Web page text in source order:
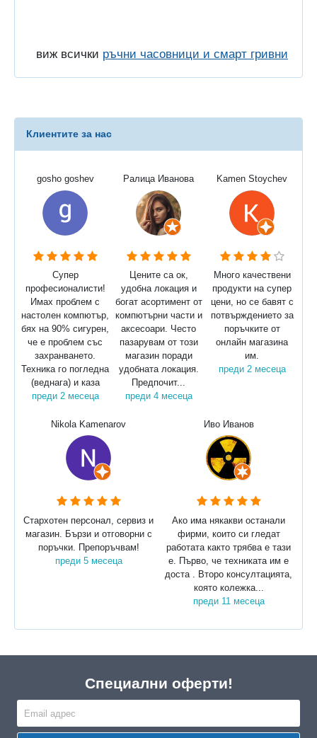
виж всички ръчни часовници и смарт гривни
Клиентите за нас
gosho goshev
Супер
професионалисти!
Имах проблем с
настолен компютър,
бях на 90% сигурен,
че е проблем със
захранването.
Техника го погледна
(веднага) и каза
преди 2 месеца
Ралица Иванова
Цените са ок,
удобна локация и
богат асортимент от
компютърни части и
аксесоари. Често
пазарувам от този
магазин поради
удобната локация.
Предпочит...
преди 4 месеца
Kamen Stoychev
Много качествени
продукти на супер
цени, но се бавят с
потвърждението за
поръчките от
онлайн магазина
им.
преди 2 месеца
Nikola Kamenarov
Стархотен персонал, сервиз и
магазин. Бързи и отговорни с
поръчки. Препоръчвам!
преди 5 месеца
Иво Иванов
Ако има някакви останали
фирми, които си гледат
работата както трябва е тази
е. Първо, че техниката им е
доста . Второ консултацията,
която колежка...
преди 11 месеца
Специални оферти!